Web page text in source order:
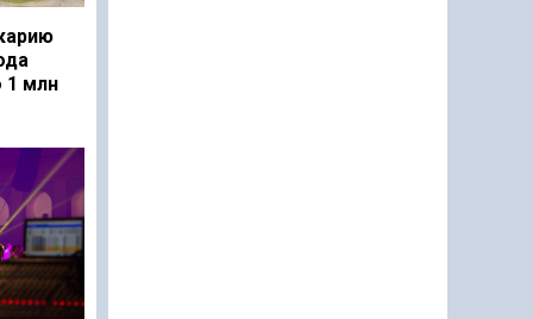
1 млн